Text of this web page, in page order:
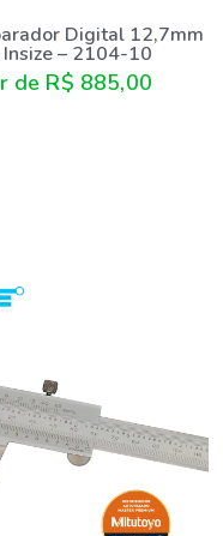
Digital 12,7mm
Insize – 2104-10
de R$ 885,00